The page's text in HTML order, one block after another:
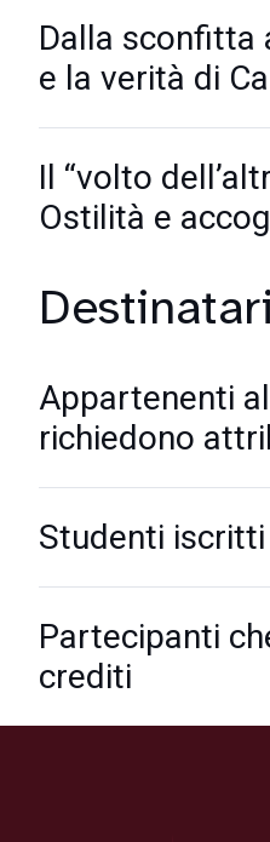
Dalla sconfitta
e la verità di
Il “volto
Ostilità e
Destinatari
Appartenenti
richiedono
Studenti
Partecipanti
crediti